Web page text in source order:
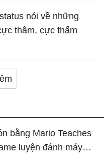
nói về những
thâm, cực thấm
bằng Mario Teaches
luyện đánh máy